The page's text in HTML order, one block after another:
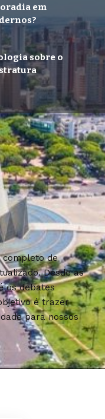
em
sobre o
completo de
Desde as
os debates
é trazer
para nossos